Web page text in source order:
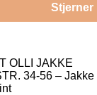
Stjerner
OLLI JAKKE
34-56 – Jakke